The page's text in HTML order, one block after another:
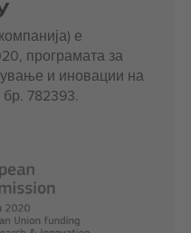
е
програмата за
и иновации на
бр. 782393.